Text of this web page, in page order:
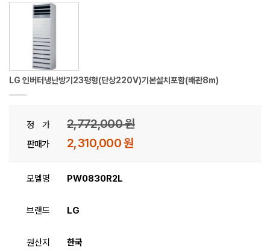
LG 인버터냉난방기23평형(단상220V)기본설치포함(배관8m)
정 가 2,772,000 원
판매가 2,310,000 원
모델명 PW0830R2L
브랜드 LG
원산지 한국